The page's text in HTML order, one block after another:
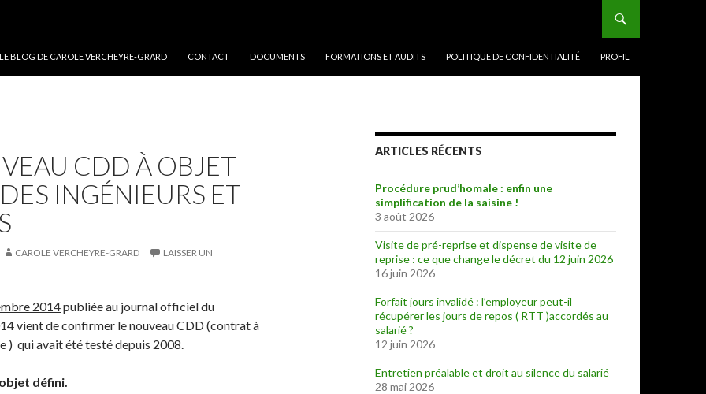
BLOG DE CAROLE VERCHEYRE-GRARD CONTACT DOCUMENTS FORMATIONS ET AUDITS POLITIQUE DE CONFIDENTIALITÉ PROFIL
CDD À OBJET
INGÉNIEURS ET
CAROLE VERCHEYRE-GRARD
LAISSER UN
2014publiée au journal officiel du
vient de confirmer le nouveau CDD (contrat à
) qui avait été testé depuis 2008.
défini.
ARTICLES RÉCENTS
Procédure prud’homale : enfin une
simplification de la saisine !
3 août 2026
Visite de pré-reprise et dispense de visite de
reprise : ce que change le décret du 12 juin 2026
16 juin 2026
Forfait jours invalidé : l’employeur peut-il
récupérer les jours de repos ( RTT )accordés au
salarié ?
12 juin 2026
Entretien préalable et droit au silence du salarié
28 mai 2026